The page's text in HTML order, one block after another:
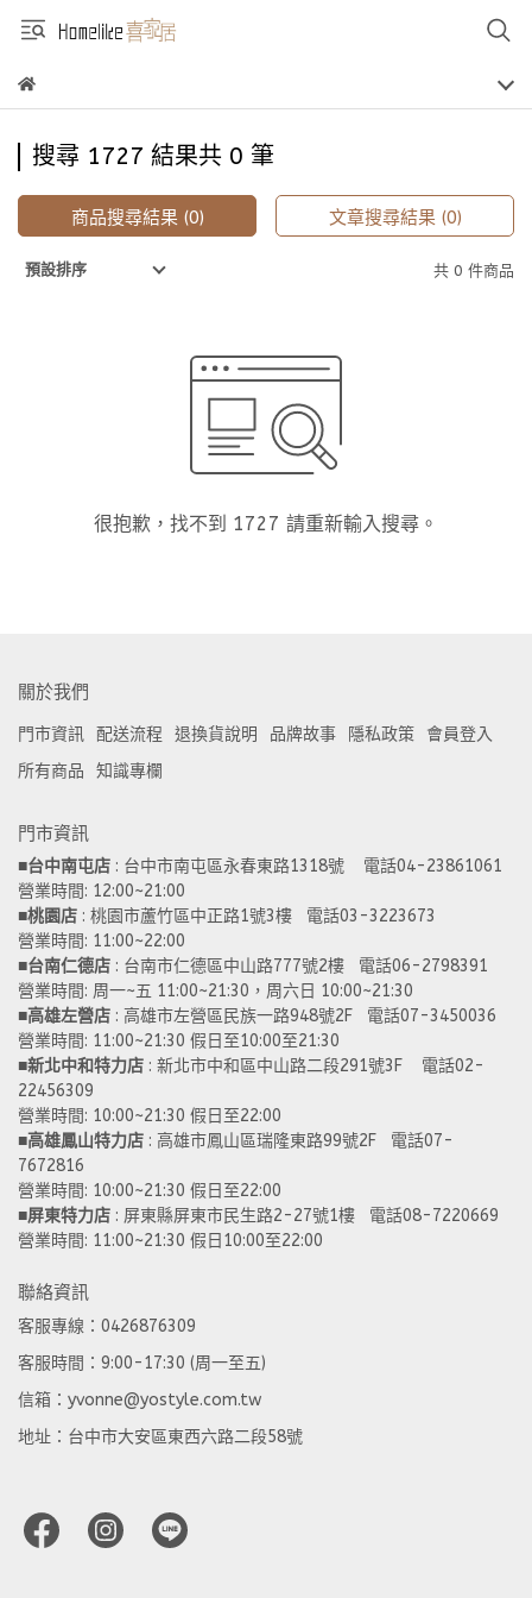
搜尋 1727 結果共 0 筆
商品搜尋結果 (0) 文章搜尋結果 (0)
預設排序 共 0 件商品
很抱歉，找不到 1727 請重新輸入搜尋。
關於我們
門市資訊 配送流程 退換貨說明 品牌故事 隱私政策
會員登入
所有商品
知識專欄
門市資訊
■台中南屯店 : 台中市南屯區永春東路1318號    電話04-23861061
營業時間: 12:00~21:00
■桃園店 : 桃園市蘆竹區中正路1號3樓   電話03-3223673
營業時間: 11:00~22:00
■台南仁德店 : 台南市仁德區中山路777號2樓   電話06-2798391
營業時間: 周一~五 11:00~21:30，周六日 10:00~21:30
■高雄左營店 : 高雄市左營區民族一路948號2F   電話07-3450036
營業時間: 11:00~21:30 假日至10:00至21:30
■新北中和特力店 : 新北市中和區中山路二段291號3F    電話02-
22456309
營業時間: 10:00~21:30 假日至22:00
■高雄鳳山特力店 : 高雄市鳳山區瑞隆東路99號2F   電話07-
7672816
營業時間: 10:00~21:30 假日至22:00
■屏東特力店 : 屏東縣屏東市民生路2-27號1樓   電話08-7220669
營業時間: 11:00~21:30 假日10:00至22:00
聯絡資訊
客服專線：0426876309
客服時間：9:00-17:30 (周一至五)
信箱：yvonne@yostyle.com.tw
地址：台中市大安區東西六路二段58號